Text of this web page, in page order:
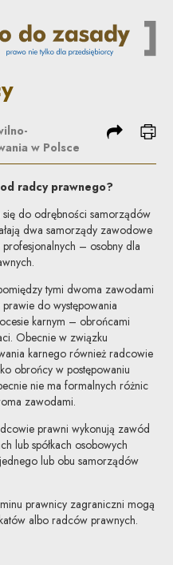
do zasady
w Polsce
podziel się
radcy prawnego?
do odrębności samorządów
dwa samorządy zawodowe
– osobny dla
tymi dwoma zawodami
do występowania
karnym – obrońcami
Obecnie w związku
karnego również radcowie
obrońcy w postępowaniu
nie ma formalnych różnic
zawodami.
prawni wykonują zawód
lub spółkach osobowych
lub obu samorządów
prawnicy zagraniczni mogą
albo radców prawnych.